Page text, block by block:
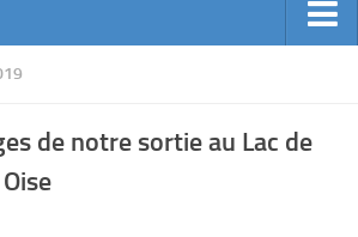
de notre sortie au Lac de